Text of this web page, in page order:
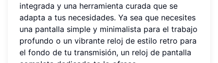
integrada y una herramienta curada que se
adapta a tus necesidades. Ya sea que necesites
una pantalla simple y minimalista para el trabajo
profundo o un vibrante reloj de estilo retro para
el fondo de tu transmisión, un reloj de pantalla